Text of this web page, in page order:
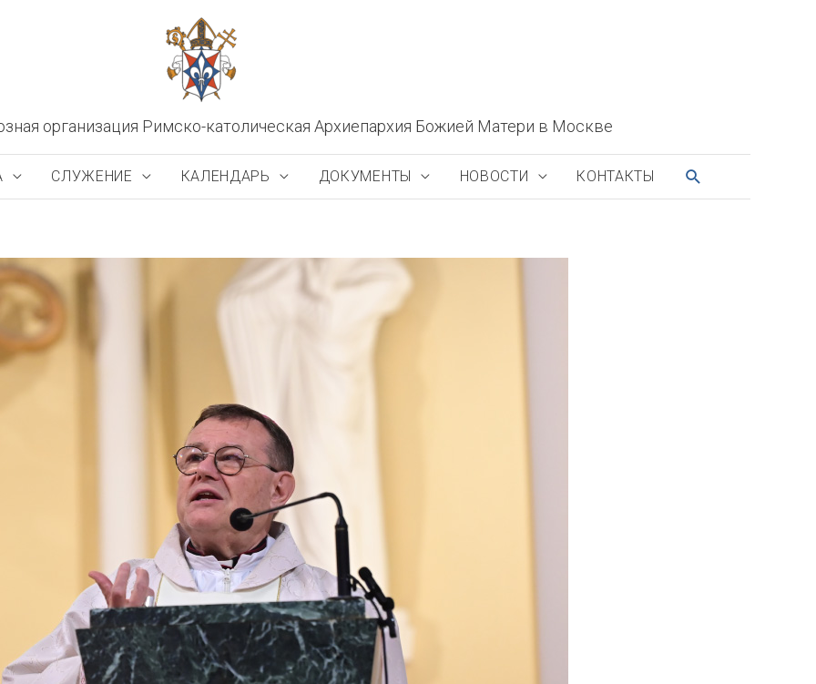
организация Римско-католическая Архиепархия Божией Матери в Москве
СЛУЖЕНИЕ КАЛЕНДАРЬ ДОКУМЕНТЫ НОВОСТИ КОНТАКТЫ ПОИСК